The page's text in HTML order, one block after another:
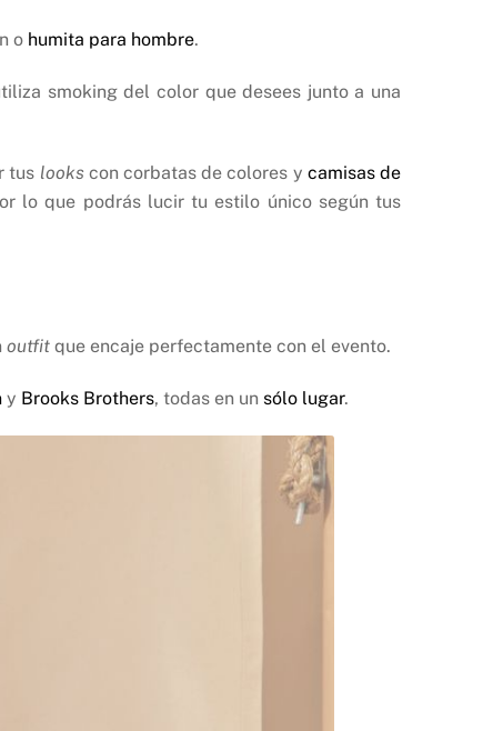
o humita para hombre.
smoking del color que desees junto a una
tus looks con corbatas de colores y camisas de
lo que podrás lucir tu estilo único según tus
outfit que encaje perfectamente con el evento.
y Brooks Brothers, todas en un sólo lugar.